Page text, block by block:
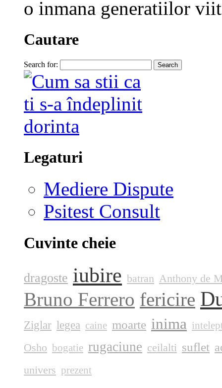
o inmana generatiilor
Cautare
Search for:
Legaturi
Mediere Dispute
Psitest Consult
Cuvinte cheie
dragoste iubire batran Anthony de
Bruno Ferrero fericire
Ziglar legea caine moarte inima
Osho bogatie rugaciune ceilalti suflet
univers prezent